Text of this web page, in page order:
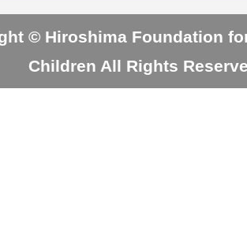
© Hiroshima Foundation
Children All Rights